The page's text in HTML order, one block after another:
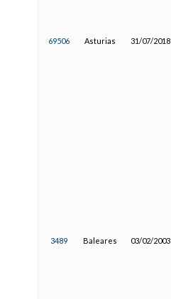
69506 Asturias 31/07/2018
3489 Baleares 03/02/2003